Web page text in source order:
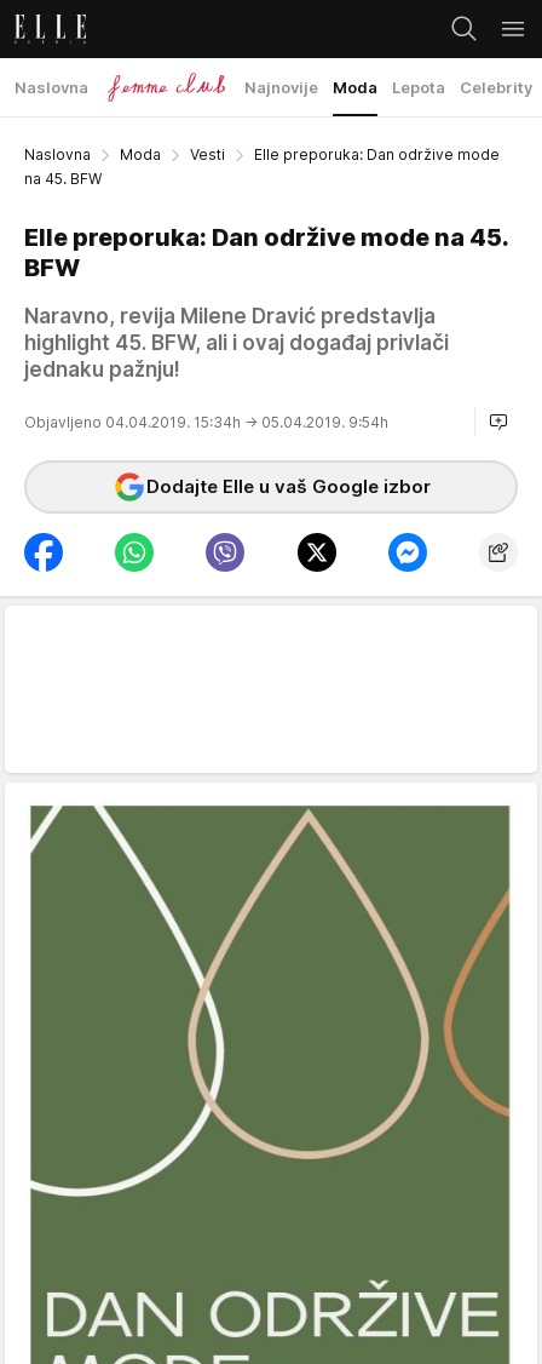
Naslovna Najnovije Moda Lepota Celebrity
Naslovna Moda Vesti
Elle preporuka: Dan održive mode
na 45. BFW
Elle preporuka: Dan održive mode na 45.
BFW
Naravno, revija Milene Dravić predstavlja
highlight 45. BFW, ali i ovaj događaj privlači
jednaku pažnju!
Objavljeno 04.04.2019. 15:34h → 05.04.2019. 9:54h
Dodajte Elle u vaš Google izbor